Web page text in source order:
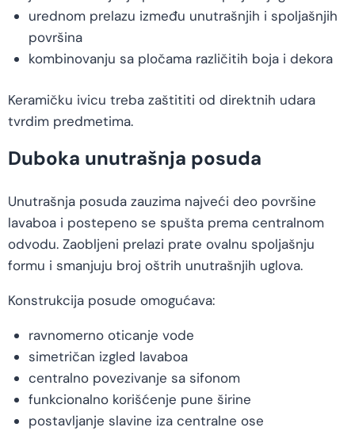
urednom prelazu između unutrašnjih i spoljašnjih
površina
kombinovanju sa pločama različitih boja i dekora
Keramičku ivicu treba zaštititi od direktnih udara
tvrdim predmetima.
Duboka unutrašnja posuda
Unutrašnja posuda zauzima najveći deo površine
lavaboa i postepeno se spušta prema centralnom
odvodu. Zaobljeni prelazi prate ovalnu spoljašnju
formu i smanjuju broj oštrih unutrašnjih uglova.
Konstrukcija posude omogućava:
ravnomerno oticanje vode
simetričan izgled lavaboa
centralno povezivanje sa sifonom
funkcionalno korišćenje pune širine
postavljanje slavine iza centralne ose